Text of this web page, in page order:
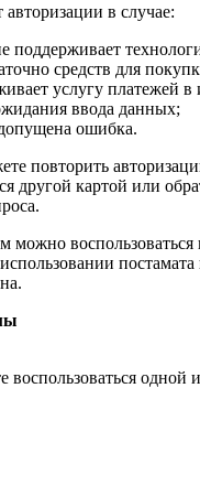
авторизации в случае:
поддерживает
средств для
услугу платежей в
ввода данных;
ошибка.
повторить
другой картой или
можно воспользоваться
постамата
одной